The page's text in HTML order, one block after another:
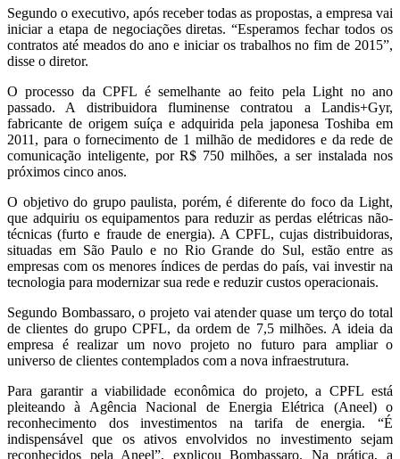
Segundo o executivo, após receber todas as propostas, a empresa vai
iniciar a etapa de negociações diretas. “Esperamos fechar todos os
contratos até meados do ano e iniciar os trabalhos no fim de 2015”,
disse o diretor.
O processo da CPFL é semelhante ao feito pela Light no ano
passado. A distribuidora fluminense contratou a Landis+Gyr,
fabricante de origem suíça e adquirida pela japonesa Toshiba em
2011, para o fornecimento de 1 milhão de medidores e da rede de
comunicação inteligente, por R$ 750 milhões, a ser instalada nos
próximos cinco anos.
O objetivo do grupo paulista, porém, é diferente do foco da Light,
que adquiriu os equipamentos para reduzir as perdas elétricas não-
técnicas (furto e fraude de energia). A CPFL, cujas distribuidoras,
situadas em São Paulo e no Rio Grande do Sul, estão entre as
empresas com os menores índices de perdas do país, vai investir na
tecnologia para modernizar sua rede e reduzir custos operacionais.
Segundo Bombassaro, o projeto vai atender quase um terço do total
de clientes do grupo CPFL, da ordem de 7,5 milhões. A ideia da
empresa é realizar um novo projeto no futuro para ampliar o
universo de clientes contemplados com a nova infraestrutura.
Para garantir a viabilidade econômica do projeto, a CPFL está
pleiteando à Agência Nacional de Energia Elétrica (Aneel) o
reconhecimento dos investimentos na tarifa de energia. “É
indispensável que os ativos envolvidos no investimento sejam
reconhecidos pela Aneel”, explicou Bombassaro. Na prática, a